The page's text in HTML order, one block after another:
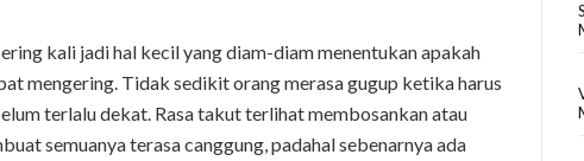
kali jadi hal kecil yang diam-diam menentukan apakah
mengering. Tidak sedikit orang merasa gugup ketika harus
terlalu dekat. Rasa takut terlihat membosankan atau
semuanya terasa canggung, padahal sebenarnya ada